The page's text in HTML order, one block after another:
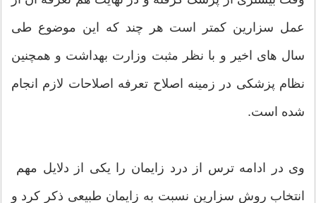
عمل سزارین کمتر است هر چند که این موضوع طی
سال های اخیر و با نظر مثبت وزارت بهداشت و همچنین
نظام پزشکی در زمینه اصلاح تعرفه اصلاحات لازم انجام
شده است.
وی در ادامه ترس از درد زایمان را یکی از دلایل مهم
انتخاب روش سزارین نسبت به زایمان طبیعی ذکر کرد و